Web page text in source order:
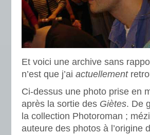
Et voici une archive sans
n’est que j’ai actuellement
Ci-dessus une photo prise en
après la sortie des Giètes. De
la collection Photoroman ;
auteure des photos à l’origine